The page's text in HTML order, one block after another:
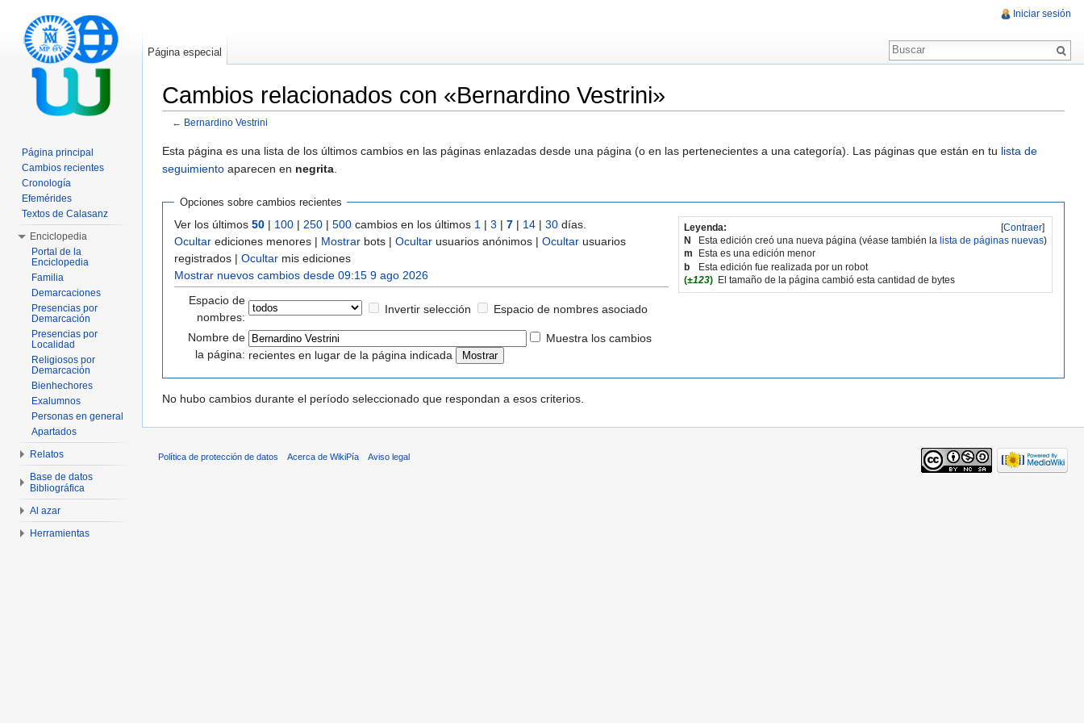
Cambios relacionados con «Bernardino Vestrini»
← Bernardino Vestrini
Esta página es una lista de los últimos cambios en las páginas enlazadas desde una página (o en las pertenecientes a una categoría). Las páginas que están en tu lista de
seguimiento aparecen en negrita
Opciones sobre cambios recientes
[Contraer]
Leyenda:
N
Esta edición creó una nueva página (véase también la lista de páginas nuevas)
m
Esta es una edición menor
b
Esta edición fue realizada por un robot
(±123) El tamaño de la página cambió esta cantidad de bytes
Ver los últimos 50 | 100 | 250 | 500 cambios en los últimos 1 | 3 | 7 | 14 | 30 días.
Ocultar ediciones menores | Mostrar bots | Ocultar usuarios anónimos | Ocultar usuarios
registrados | Ocultar mis ediciones
Mostrar nuevos cambios desde 09:15 9 ago 2026
Espacio de
nombres:
Invertir selección Espacio de nombres asociado
Nombre de
la página:
Muestra los cambios
recientes en lugar de la página indicada
No hubo cambios durante el período seleccionado que respondan a esos criterios.
Iniciar sesión
Página especial
Página principal
Cambios recientes
Cronología
Efemérides
Textos de Calasanz
Enciclopedia
Portal de la
Enciclopedia
Familia
Demarcaciones
Presencias por
Demarcación
Presencias por
Localidad
Religiosos por
Demarcación
Bienhechores
Exalumnos
Personas en general
Apartados
Relatos
Base de datos
Bibliográfica
Al azar
Herramientas
Política de protección de datos Acerca de WikiPía Aviso legal